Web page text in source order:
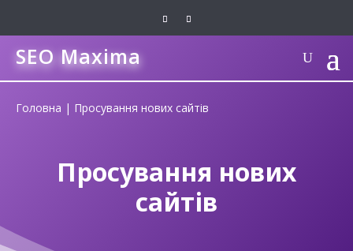
SEO Maxima
Головна | Просування нових сайтів
Просування нових
сайтів